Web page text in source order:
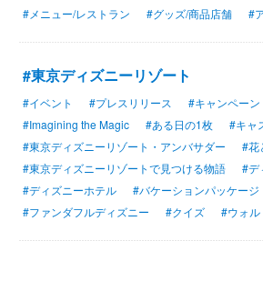
#メニュー/レストラン
#グッズ/商品店舗 #
#東京ディズニーリゾート
#イベント #プレスリリース
#キャンペーン
#Imagining the Magic
#ある日の1枚
#キャ
#東京ディズニーリゾート・アンバサダー
#花
#東京ディズニーリゾートで見つける物語
#デ
#ディズニーホテル
#バケーションパッケージ
#ファンダフルディズニー
#クイズ #ウォル